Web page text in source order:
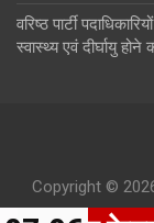
वरिष्ठ पार्टी
स्वास्थ्य एवं दीर्घायु
Copyright ©